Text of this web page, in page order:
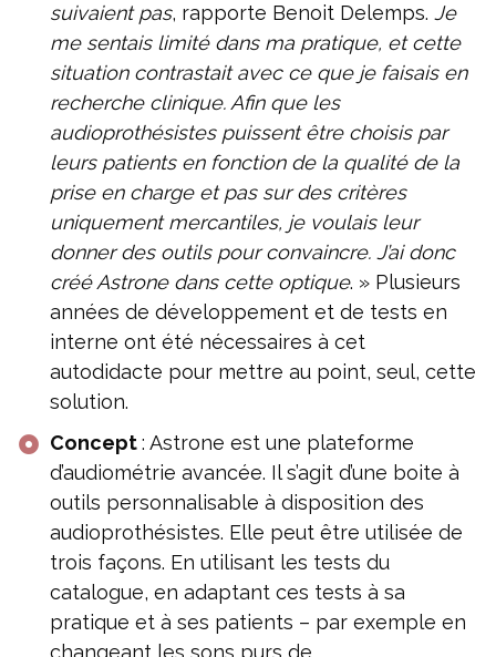
suivaient pas, rapporte Benoit Delemps. Je
me sentais limité dans ma pratique, et cette
situation contrastait avec ce que je faisais en
recherche clinique. Afin que les
audioprothésistes puissent être choisis par
leurs patients en fonction de la qualité de la
prise en charge et pas sur des critères
uniquement mercantiles, je voulais leur
donner des outils pour convaincre. J’ai donc
créé Astrone dans cette optique. » Plusieurs
années de développement et de tests en
interne ont été nécessaires à cet
autodidacte pour mettre au point, seul, cette
solution.
Concept: Astrone est une plateforme
d’audiométrie avancée. Il s’agit d’une boite à
outils personnalisable à disposition des
audioprothésistes. Elle peut être utilisée de
trois façons. En utilisant les tests du
catalogue, en adaptant ces tests à sa
pratique et à ses patients – par exemple en